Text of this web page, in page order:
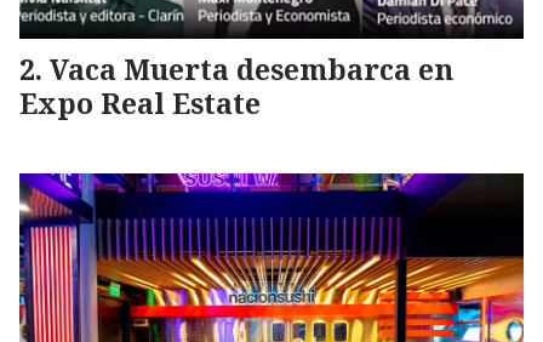
Vaca Muerta desembarca en
Expo Real Estate